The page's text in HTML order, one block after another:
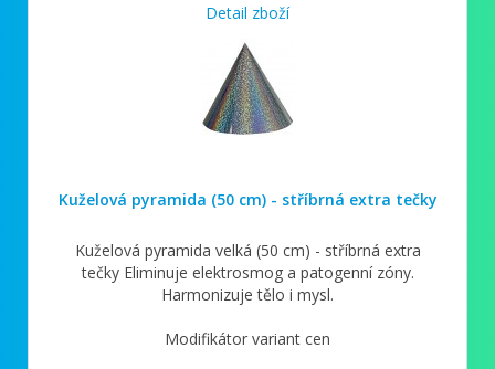
Detail zboží
Kuželová pyramida (50 cm) - stříbrná extra tečky
Kuželová pyramida velká (50 cm) - stříbrná extra
tečky Eliminuje elektrosmog a patogenní zóny.
Harmonizuje tělo i mysl.
Modifikátor variant cen